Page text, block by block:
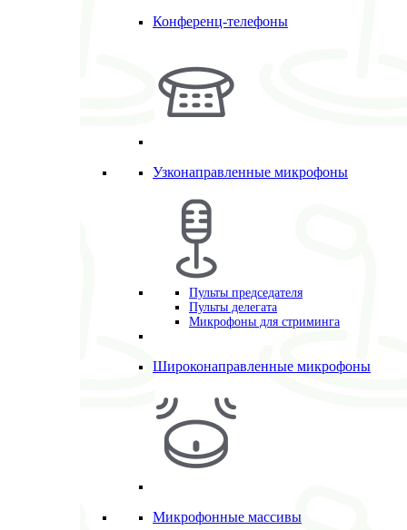
Конференц-телефоны
Узконаправленные микрофоны
Пульты председателя
Пульты делегата
Микрофоны для стриминга
Широконаправленные микрофоны
Микрофонные массивы